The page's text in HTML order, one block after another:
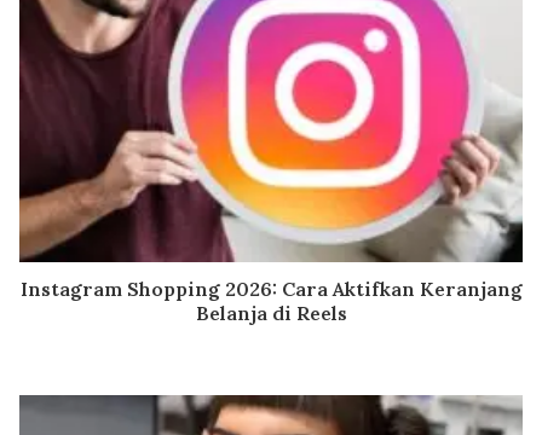
Instagram Shopping 2026: Cara Aktifkan Keranjang
Belanja di Reels